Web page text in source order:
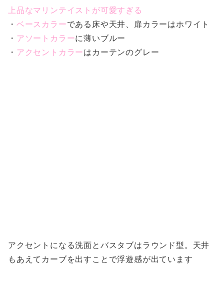
上品なマリンテイストが可愛すぎる
・ ベースカラーである床や天井、扉カラーはホワイト
・ アソートカラーに薄いブルー
・ アクセントカラーはカーテンのグレー
アクセントになる洗面とバスタブはラウンド型。天井
もあえてカーブを出すことで浮遊感が出ています